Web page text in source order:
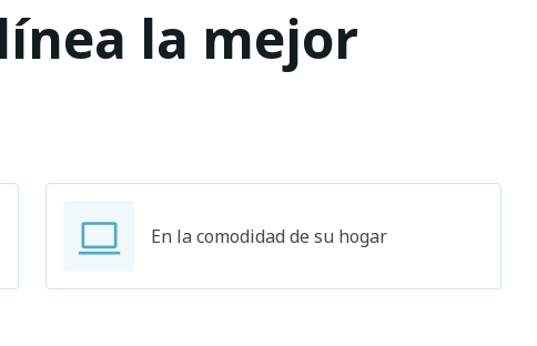
la mejor
En la comodidad de su hogar